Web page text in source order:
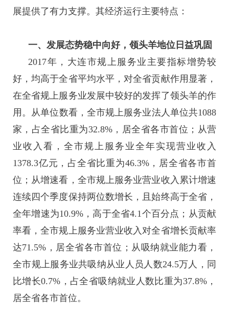
展提供了有力支撑。其经济运行主要特点：
一、发展态势稳中向好，领头羊地位日益巩固
2017年，大连市规上服务业主要指标增势较
好，均高于全省平均水平，对全省贡献作用显著，
在全省规上服务业发展中较好的发挥了领头羊的作
用。从单位数看，全市规上服务业法人单位共1088
家，占全省比重为32.8%，居全省各市首位；从营
业收入看，全市规上服务业全年实现营业收入
1378.3亿元，占全省比重为46.3%，居全省各市首
位；从增速看，全市规上服务业营业收入累计增速
连续四个季度保持两位数增长，且始终高于全省，
全年增速为10.9%，高于全省4.1个百分点；从贡献
率看，全市规上服务业营业收入对全省增长贡献率
达71.5%，居全省各市首位；从吸纳就业能力看，
全市规上服务业共吸纳从业人员人数24.5万人，同
比增长0.7%，占全省吸纳就业人数比重为37.8%，
居全省各市首位。